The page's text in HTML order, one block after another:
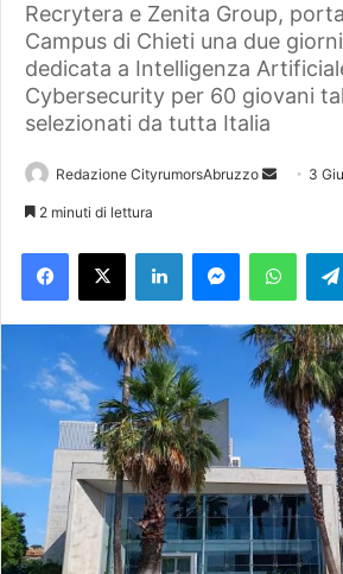
Recrytera e Zenita Group,
Campus di Chieti una due
dedicata a Intelligenza
Cybersecurity per 60 giovani
selezionati da tutta Italia
Redazione CityrumorsAbruzzo
a
n
'
e
i
l
3
2 minuti di lettura